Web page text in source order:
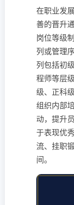
在职业发
善的晋升
岗位等级
列或管理
列包括初
程师等层
级、正科
组织内部
动，提升
于表现优
流、挂职
间。